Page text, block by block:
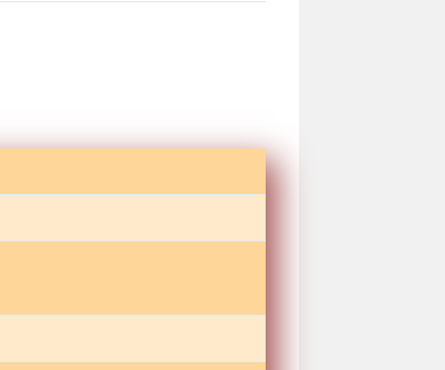
zoeken